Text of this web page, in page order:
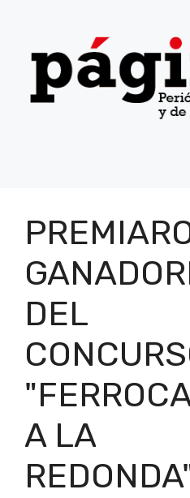
contenido
DEL
A LA